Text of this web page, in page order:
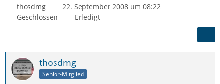
thosdmg
22. September 2008 um 08:22
Geschlossen
Erledigt
thosdmg
Senior-Mitglied